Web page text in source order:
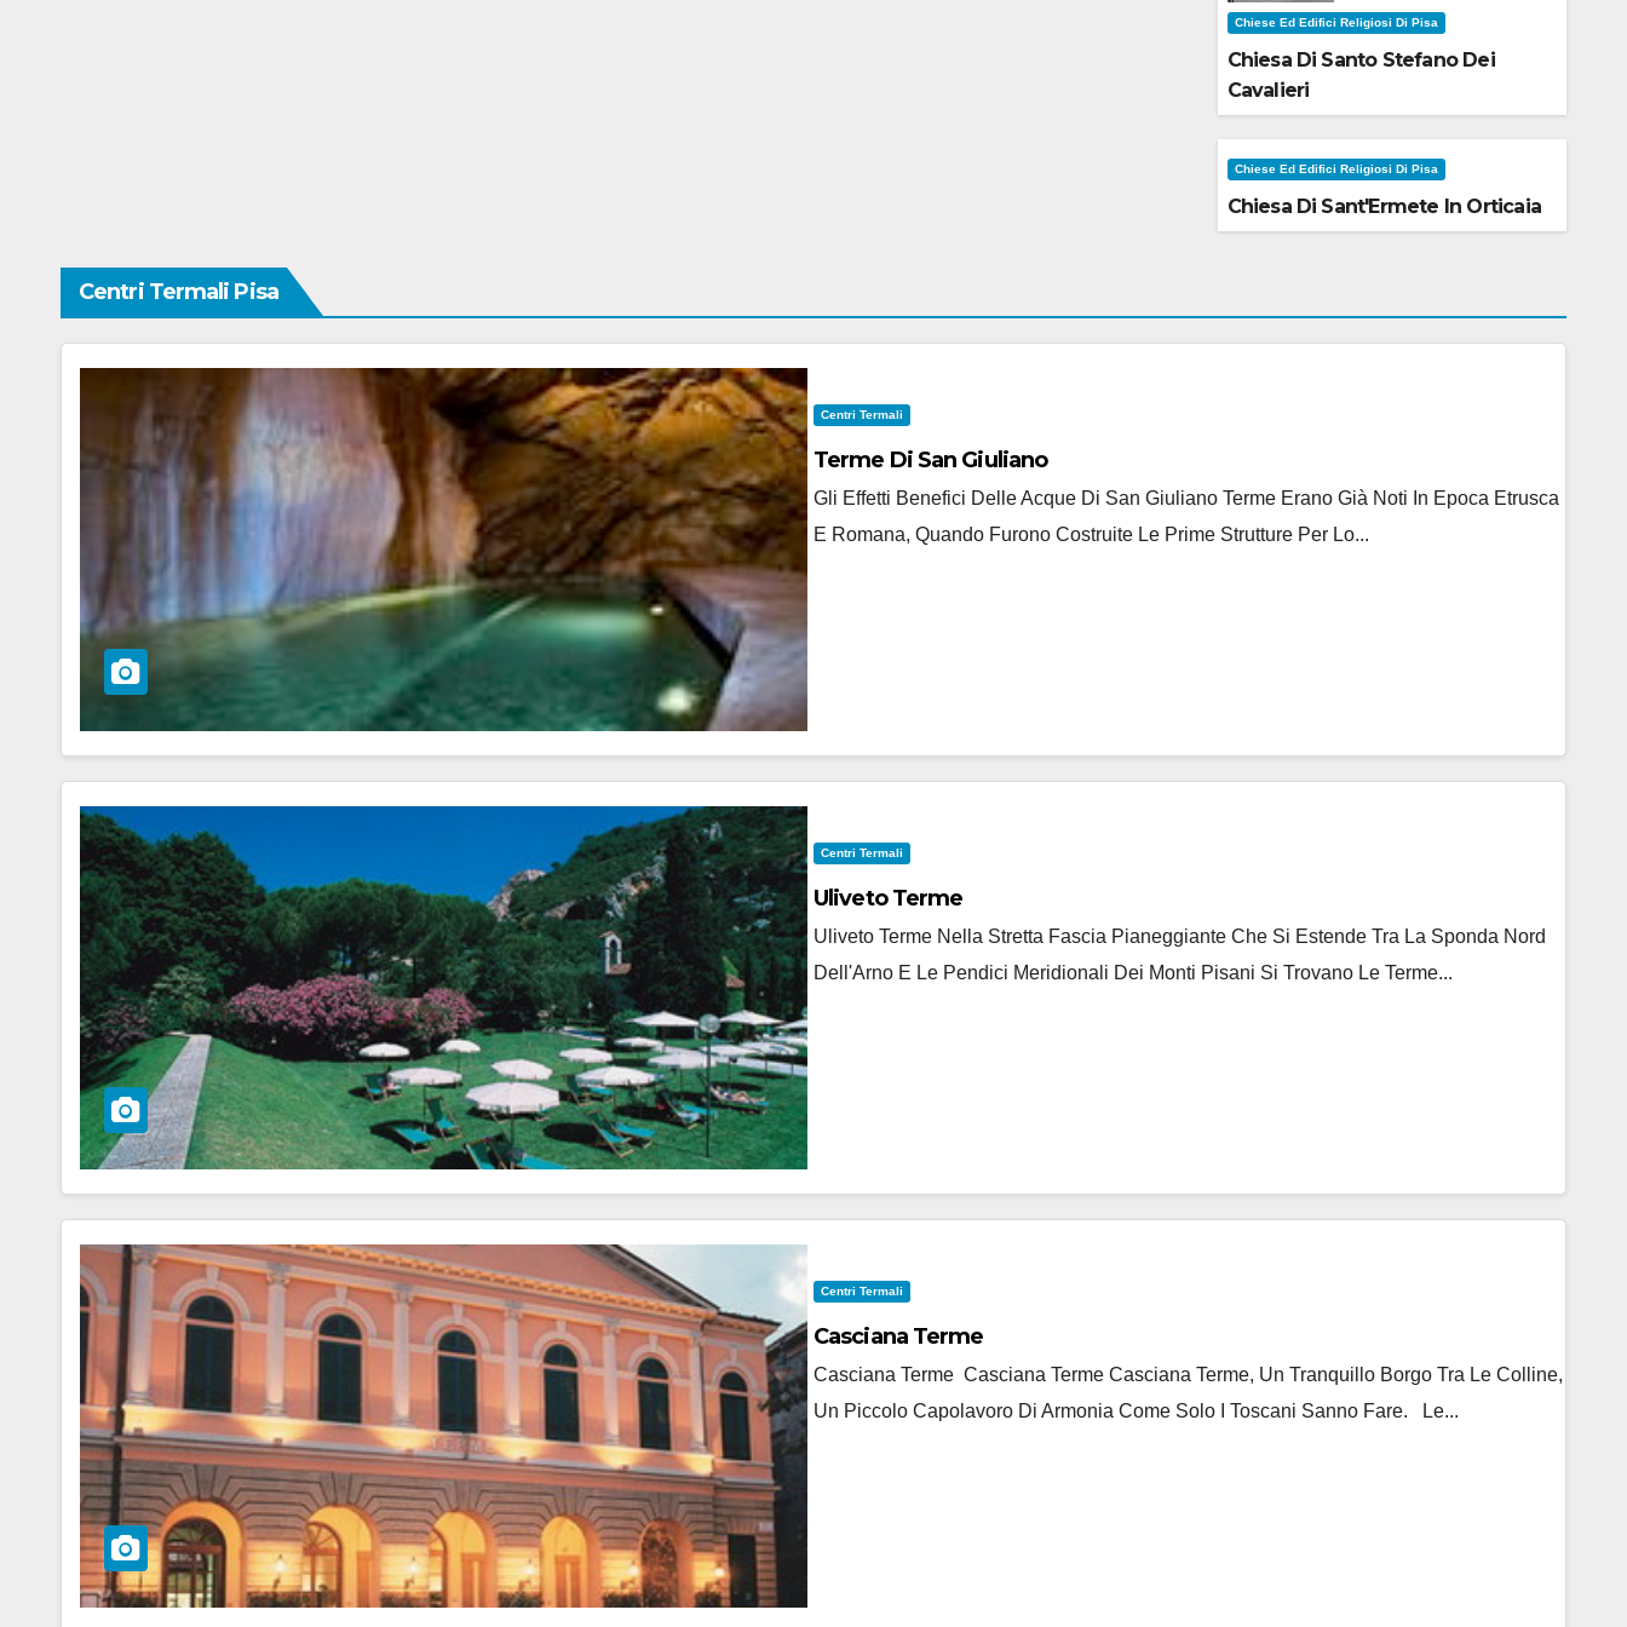
Chiese Ed Edifici Religiosi Di Pisa
Chiesa Di Santo Stefano Dei
Cavalieri
Chiese Ed Edifici Religiosi Di Pisa
Chiesa Di Sant'Ermete In Orticaia
Centri Termali Pisa
Centri Termali
Terme Di San Giuliano
Gli Effetti Benefici Delle Acque Di San Giuliano Terme Erano Già Noti In Epoca Etrusca
E Romana, Quando Furono Costruite Le Prime Strutture Per Lo...
Centri Termali
Uliveto Terme
Uliveto Terme Nella Stretta Fascia Pianeggiante Che Si Estende Tra La Sponda Nord
Dell'Arno E Le Pendici Meridionali Dei Monti Pisani Si Trovano Le Terme...
Centri Termali
Casciana Terme
Casciana Terme Casciana Terme Casciana Terme, Un Tranquillo Borgo Tra Le Colline,
Un Piccolo Capolavoro Di Armonia Come Solo I Toscani Sanno Fare. Le...